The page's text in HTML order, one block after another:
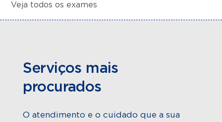
Veja todos os exames
Serviços mais
procurados
O atendimento e o cuidado que a sua